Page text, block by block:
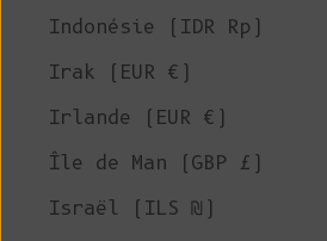
Indonésie (IDR Rp)
Irak (EUR €)
Irlande (EUR €)
Île de Man (GBP £)
Israël (ILS ₪)